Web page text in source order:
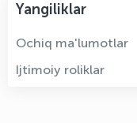
Yangiliklar
Ochiq ma'lumotlar
Ijtimoiy roliklar